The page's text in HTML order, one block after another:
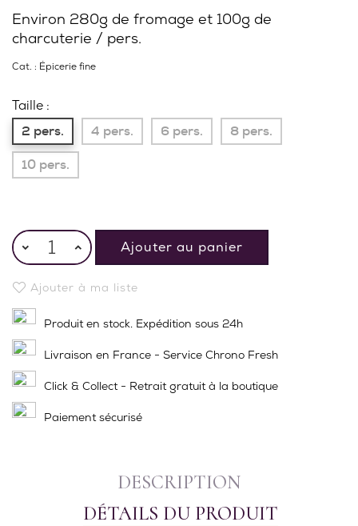
Environ 280g de fromage et 100g de
charcuterie / pers.
Cat. : Épicerie fine
Taille :
2 pers.
4 pers. 6 pers.
8 pers.
10 pers.
Ajouter au panier
Ajouter à ma liste
Produit en stock. Expédition sous 24h
Livraison en France - Service Chrono Fresh
Click & Collect - Retrait gratuit à la boutique
Paiement sécurisé
DESCRIPTION
DÉTAILS DU PRODUIT